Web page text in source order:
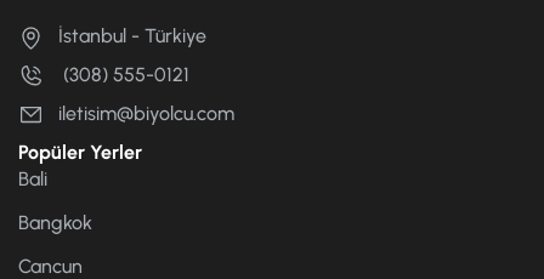
İstanbul - Türkiye
(308) 555-0121
iletisim@biyolcu.com
Popüler Yerler
Bali
Bangkok
Cancun